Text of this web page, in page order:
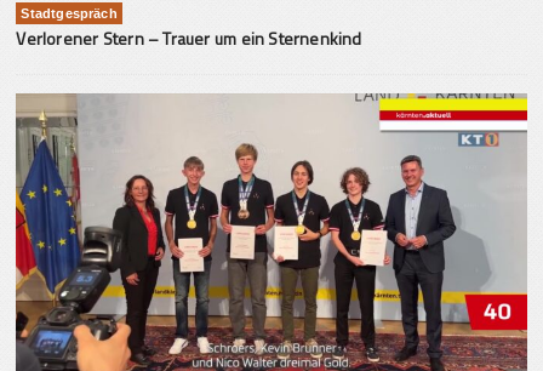
Stadtgespräch
Verlorener Stern – Trauer um ein Sternenkind